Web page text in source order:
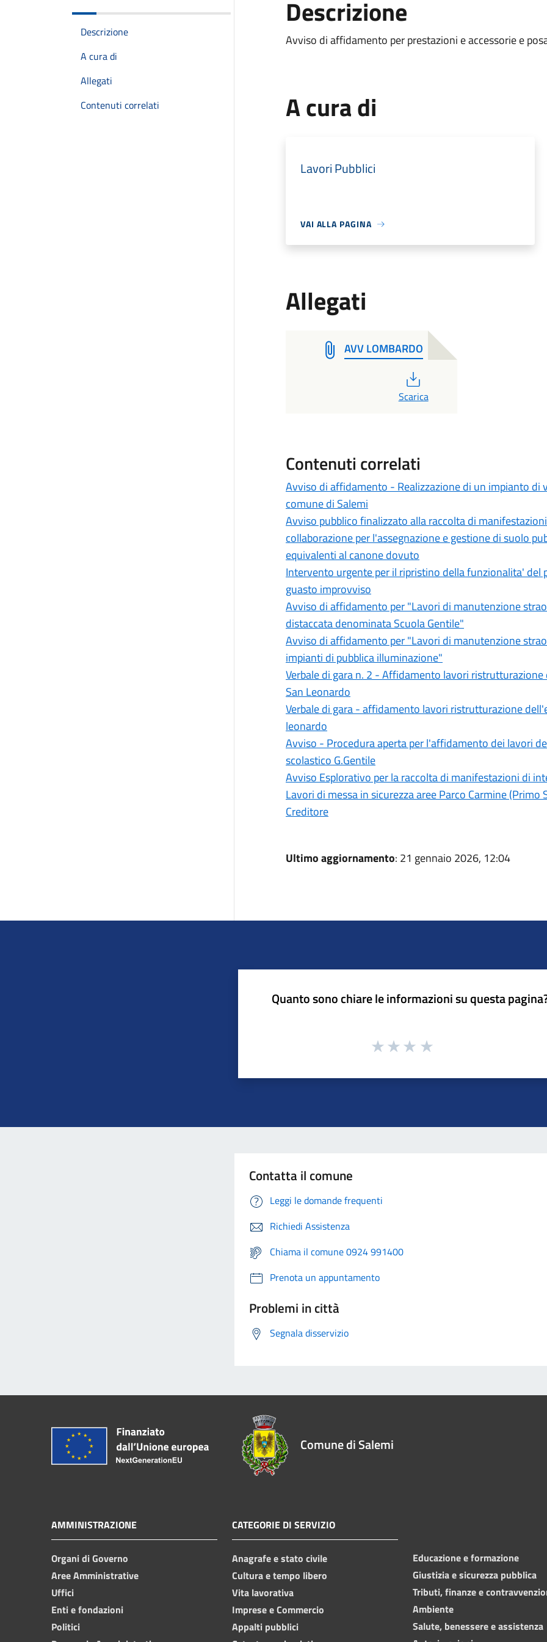
Descrizione
A cura di
Allegati
Contenuti correlati
Descrizione
Avviso di affidamento per prestazioni e accessorie e
A cura di
Lavori Pubblici
VAI ALLA PAGINA
Allegati
AVV LOMBARDO
Scarica
Contenuti correlati
Avviso di affidamento - Realizzazione di un impianto
comune di Salemi
Avviso pubblico finalizzato alla raccolta di
collaborazione per l'assegnazione e gestione di suolo
equivalenti al canone dovuto
Intervento urgente per il ripristino della funzionalita' del
guasto improvviso
Avviso di affidamento per "Lavori di manutenzione
distaccata denominata Scuola Gentile"
Avviso di affidamento per "Lavori di manutenzione
impianti di pubblica illuminazione"
Verbale di gara n. 2 - Affidamento lavori
San Leonardo
Verbale di gara - affidamento lavori ristrutturazione
leonardo
Avviso - Procedura aperta per l'affidamento dei lavori
scolastico G.Gentile
Avviso Esplorativo per la raccolta di manifestazioni di
Lavori di messa in sicurezza aree Parco Carmine
Creditore
Ultimo aggiornamento: 21 gennaio 2026, 12:04
Quanto sono chiare le informazioni su questa
Contatta il comune
Leggi le domande frequenti
Richiedi Assistenza
Chiama il comune 0924 991400
Prenota un appuntamento
Problemi in città
Segnala disservizio
Comune di Salemi
AMMINISTRAZIONE
Organi di Governo
Aree Amministrative
Uffici
Enti e fondazioni
Politici
CATEGORIE DI SERVIZIO
Anagrafe e stato civile
Cultura e tempo libero
Vita lavorativa
Imprese e Commercio
Appalti pubblici
Educazione e formazione
Giustizia e sicurezza pubblica
Tributi, finanze e
Ambiente
Salute, benessere e assistenza